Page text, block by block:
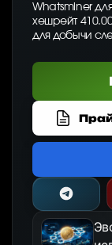
Whatsminer
хешрейт
для добычи